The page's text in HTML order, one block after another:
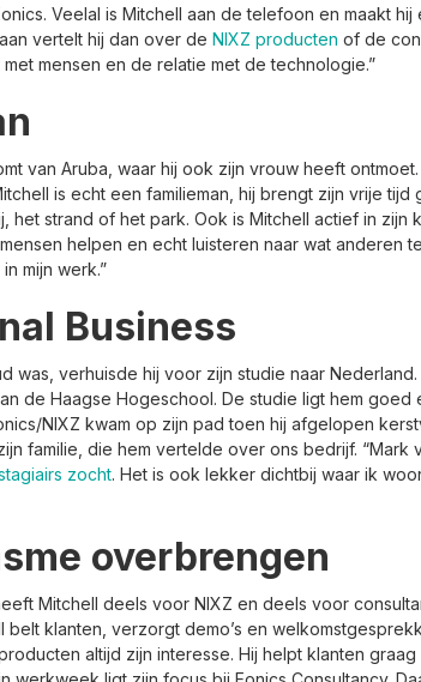
Veelal is Mitchell aan de telefoon en maakt
vertelt hij dan over de NIXZ producten of de
mensen en de relatie met de technologie.”
van Aruba, waar hij ook zijn vrouw heeft
is echt een familieman, hij brengt zijn vrije
het strand of het park. Ook is Mitchell actief in zijn
mensen helpen en echt luisteren naar wat
mijn werk.”
Business
was, verhuisde hij voor zijn studie naar
de Haagse Hogeschool. De studie ligt hem
NIXZ kwam op zijn pad toen hij afgelopen
familie, die hem vertelde over ons bedrijf.
zocht. Het is ook lekker dichtbij waar ik
overbrengen
Mitchell deels voor NIXZ en deels voor
belt klanten, verzorgt demo’s en
altijd zijn interesse. Hij helpt klanten